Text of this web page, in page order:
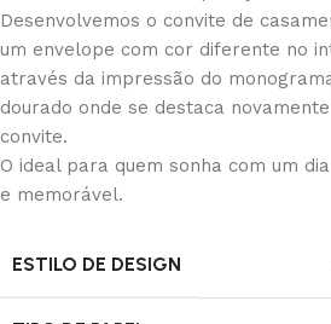
Desenvolvemos o convite de
um envelope com cor diferente no
através da impressão do
dourado onde se destaca
convite.
O ideal para quem sonha com um
e memorável.
ESTILO DE DESIGN